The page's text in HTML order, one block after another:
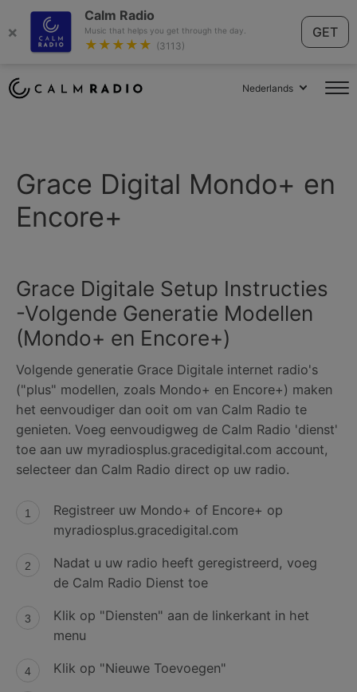
×
Calm Radio
Music that helps you get through the day.
★★★★★ (3113)
GET
Nederlands
Grace Digital Mondo+ en
Encore+
Grace Digitale Setup Instructies
-Volgende Generatie Modellen
(Mondo+ en Encore+)
Volgende generatie Grace Digitale internet radio's
("plus" modellen, zoals Mondo+ en Encore+) maken
het eenvoudiger dan ooit om van Calm Radio te
genieten. Voeg eenvoudigweg de Calm Radio 'dienst'
toe aan uw myradiosplus.gracedigital.com account,
selecteer dan Calm Radio direct op uw radio.
Registreer uw Mondo+ of Encore+ op
myradiosplus.gracedigital.com
Nadat u uw radio heeft geregistreerd, voeg
de Calm Radio Dienst toe
Klik op "Diensten" aan de linkerkant in het
menu
Klik op "Nieuwe Toevoegen"